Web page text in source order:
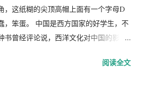
，这纸糊的尖顶高帽上面有一个字母D
，笨蛋。 中国是西方国家的好学生，不
曾经评论说，西洋文化对中国的影
是学生往老师头上戴。
阅读全文